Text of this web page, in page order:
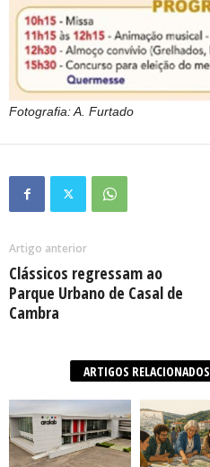
Fotografia: A. Furtado
Artigo anterior
Clássicos regressam ao
Parque Urbano de Casal de
Cambra
ARTIGOS RELACIONADOS